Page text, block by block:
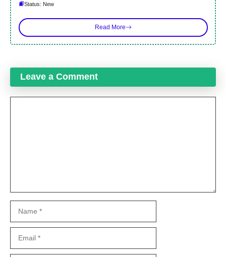
Status: New
Read More
Leave a Comment